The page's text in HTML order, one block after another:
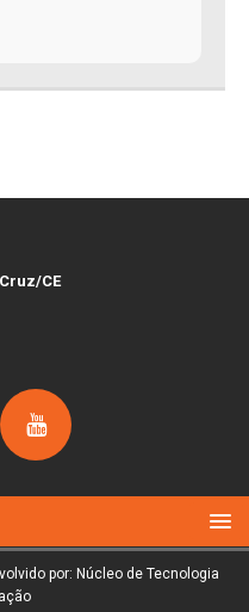
CE
por: Núcleo de Tecnologia